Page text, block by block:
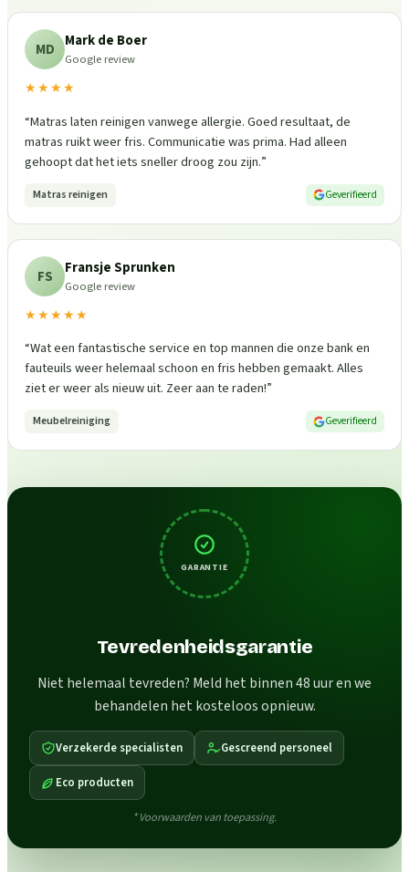
MD Mark de Boer
Google review
★★★★
“Matras laten reinigen vanwege allergie. Goed resultaat, de
matras ruikt weer fris. Communicatie was prima. Had alleen
gehoopt dat het iets sneller droog zou zijn.”
Matras reinigen Geverifieerd
FS Fransje Sprunken
Google review
★★★★★
“Wat een fantastische service en top mannen die onze bank en
fauteuils weer helemaal schoon en fris hebben gemaakt. Alles
ziet er weer als nieuw uit. Zeer aan te raden!”
Meubelreiniging Geverifieerd
GARANTIE
Tevredenheidsgarantie
Niet helemaal tevreden? Meld het binnen 48 uur en we
behandelen het kosteloos opnieuw.
Verzekerde specialisten Gescreend personeel
Eco producten
* Voorwaarden van toepassing.